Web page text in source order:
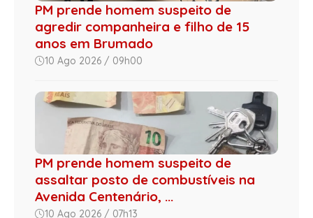
PM prende homem suspeito de
agredir companheira e filho de 15
anos em Brumado
10 Ago 2026 / 09h00
PM prende homem suspeito de
assaltar posto de combustíveis na
Avenida Centenário, ...
10 Ago 2026 / 07h13